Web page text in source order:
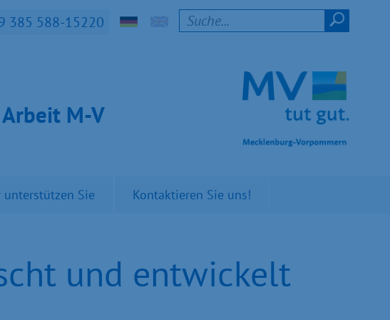
385 588-15220
M-V
unterstützen Sie Kontaktieren Sie uns!
und entwickelt